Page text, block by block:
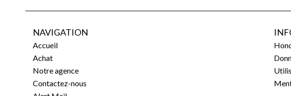
NAVIGATION
Accueil
Achat
Notre agence
Contactez-nous